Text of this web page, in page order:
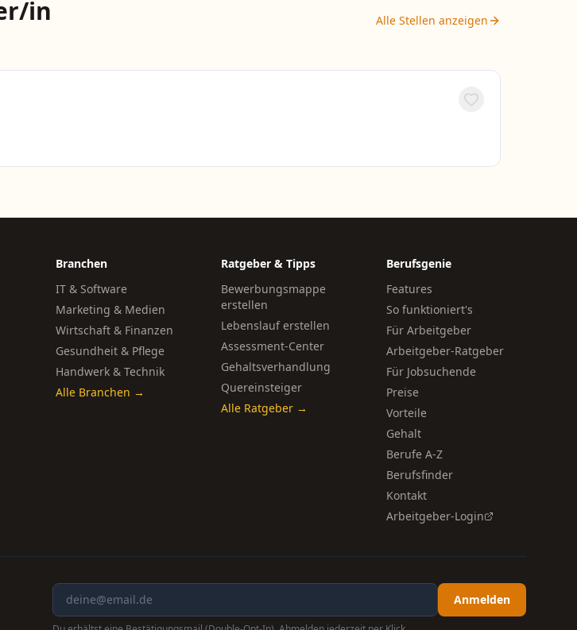
in Alle Stellen anzeigen
Branchen
IT & Software
Marketing & Medien
Wirtschaft & Finanzen
Gesundheit & Pflege
Handwerk & Technik
Alle Branchen →
Ratgeber & Tipps
Bewerbungsmappe
erstellen
Lebenslauf erstellen
Assessment-Center
Gehaltsverhandlung
Quereinsteiger
Alle Ratgeber →
Berufsgenie
Features
So funktioniert's
Für Arbeitgeber
Arbeitgeber-Ratgeber
Für Jobsuchende
Preise
Vorteile
Gehalt
Berufe A-Z
Berufsfinder
Kontakt
Arbeitgeber-Login
Anmelden